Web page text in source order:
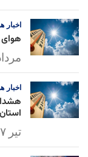
p
اخبار
هوای
مرداد ۳,
اخبار
تیر ۲۷, ۱۴۰۵